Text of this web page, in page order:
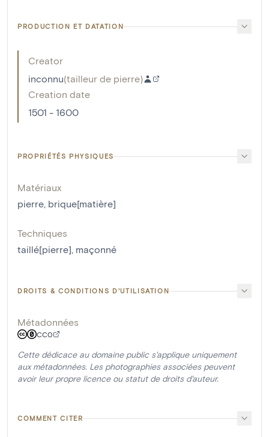
PRODUCTION ET DATATION
Creator
inconnu(tailleur de pierre)
Creation date
1501 - 1600
PROPRIÉTÉS PHYSIQUES
Matériaux
pierre, brique[matière]
Techniques
taillé[pierre], maçonné
DROITS & CONDITIONS D'UTILISATION
Métadonnées
CC0
Cette dédicace au domaine public s'applique uniquement
aux métadonnées. Les photographies associées peuvent
avoir leur propre licence ou statut de droits d'auteur.
COMMENT CITER